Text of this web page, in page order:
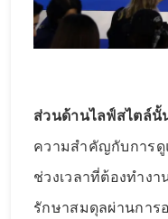
ส่วนด้านไลฟ์สไตล์
ความสำคัญกับการ
ช่วงเวลาที่ต้องทำง
รักษาสมดุลผ่านการ